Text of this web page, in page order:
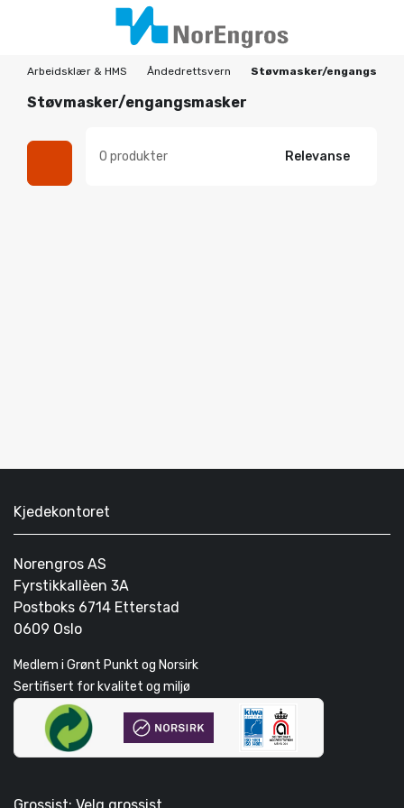
Arbeidsklær & HMS Åndedrettsvern Støvmasker/
Støvmasker/engangsmasker
0 produkter Relevanse
Kjedekontoret
Norengros AS
Fyrstikkallèen 3A
Postboks 6714 Etterstad
0609 Oslo
Medlem i Grønt Punkt og Norsirk
Sertifisert for kvalitet og miljø